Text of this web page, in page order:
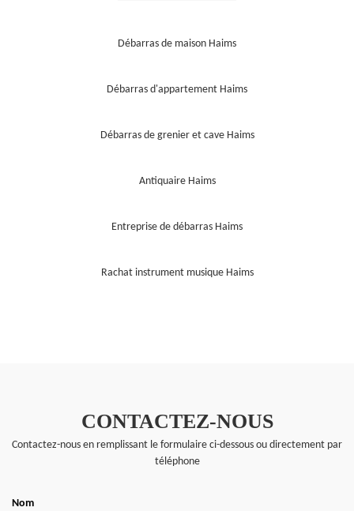
Débarras de maison Haims
Débarras d'appartement Haims
Débarras de grenier et cave Haims
Antiquaire Haims
Entreprise de débarras Haims
Rachat instrument musique Haims
CONTACTEZ-NOUS
Contactez-nous en remplissant le formulaire ci-dessous ou directement par
téléphone
Nom